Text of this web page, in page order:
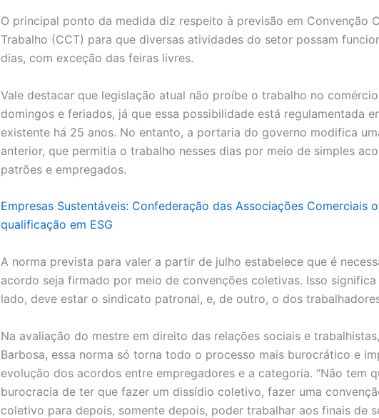
O principal ponto da medida diz respeito à previsão em Convenção
Trabalho (CCT) para que diversas atividades do setor possam
dias, com exceção das feiras livres.
Vale destacar que legislação atual não proíbe o trabalho no
domingos e feriados, já que essa possibilidade está regulamentada
existente há 25 anos. No entanto, a portaria do governo modifica
anterior, que permitia o trabalho nesses dias por meio de simples
patrões e empregados.
Empresas Sustentáveis: Confederação das Associações Comerciais
qualificação em ESG
A norma prevista para valer a partir de julho estabelece que é
acordo seja firmado por meio de convenções coletivas. Isso significa
lado, deve estar o sindicato patronal, e, de outro, o dos
Na avaliação do mestre em direito das relações sociais e
Barbosa, essa norma só torna todo o processo mais burocrático e
evolução dos acordos entre empregadores e a categoria. “Não tem
burocracia de ter que fazer um dissídio coletivo, fazer uma
coletivo para depois, somente depois, poder trabalhar aos finais de